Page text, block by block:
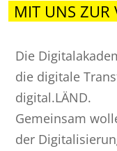
MIT UNS ZUR
Die
die digitale
digital.LÄND.
Gemeinsam
der